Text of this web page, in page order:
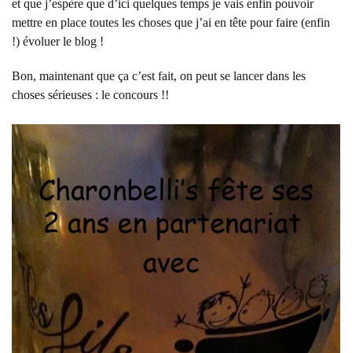
et que j’espère que d’ici quelques temps je vais enfin pouvoir
mettre en place toutes les choses que j’ai en tête pour faire (enfin
!) évoluer le blog !
Bon, maintenant que ça c’est fait, on peut se lancer dans les
choses sérieuses : le concours !!